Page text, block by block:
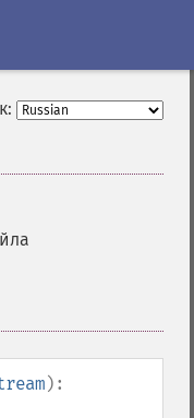
):